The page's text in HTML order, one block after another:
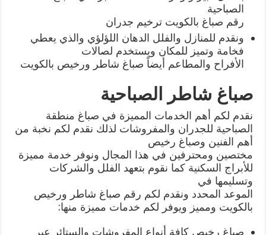
الصباحية
رقم صباغ بالكويت ترخيم جدران
ونقدم للمنازل والفلل الدهان اللؤلؤي والذي يعطي
فخامة وتميز للمكان ويستخدم لصالات
الأفراح والمطاعم أيضاً صباغ شاطر ورخيص بالكويت
صباغ شاطر الصباحية
نقدم لكم أهم الخدمات المميزة في صباغ منطقة
الصباحية للجدران والمفروشات لذلك نقدم لكم نخبة من
أهم الفنين وصباغ رخيص
مختصين ومحترفين في هذا المجال ونوفر خدمة مميزة
للأبراج السكنية كما نقوم بتعهد الفلل والشركات
وتسليمها في
الموعد المحدد ونقدم لكم رقم صباغ شاطر ورخيص
بالكويت ومميز ويوفر لكم خدمات مميزة منها:
صباغ رخيص كافة أنواع المفروشات والستائر عبر